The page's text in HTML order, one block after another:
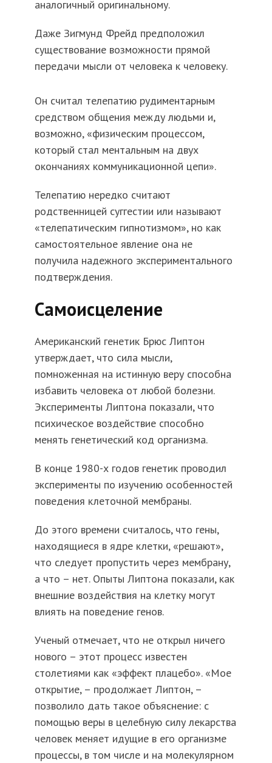
аналогичный оригинальному.
Даже Зигмунд Фрейд предположил
существование возможности прямой
передачи мысли от человека к человеку.
Он считал телепатию рудиментарным
средством общения между людьми и,
возможно, «физическим процессом,
который стал ментальным на двух
окончаниях коммуникационной цепи».
Телепатию нередко считают
родственницей суггестии или называют
«телепатическим гипнотизмом», но как
самостоятельное явление она не
получила надежного экспериментального
подтверждения.
Самоисцеление
Американский генетик Брюс Липтон
утверждает, что сила мысли,
помноженная на истинную веру способна
избавить человека от любой болезни.
Эксперименты Липтона показали, что
психическое воздействие способно
менять генетический код организма.
В конце 1980-х годов генетик проводил
эксперименты по изучению особенностей
поведения клеточной мембраны.
До этого времени считалось, что гены,
находящиеся в ядре клетки, «решают»,
что следует пропустить через мембрану,
а что – нет. Опыты Липтона показали, как
внешние воздействия на клетку могут
влиять на поведение генов.
Ученый отмечает, что не открыл ничего
нового – этот процесс известен
столетиями как «эффект плацебо». «Мое
открытие, – продолжает Липтон, –
позволило дать такое объяснение: с
помощью веры в целебную силу лекарства
человек меняет идущие в его организме
процессы, в том числе и на молекулярном